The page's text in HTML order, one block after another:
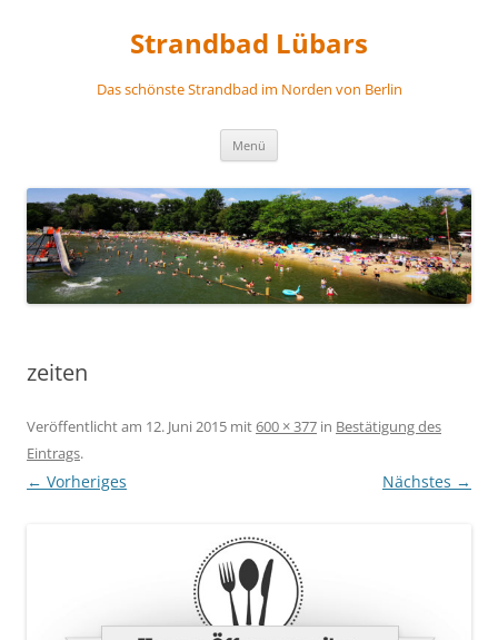
Strandbad Lübars
Das schönste Strandbad im Norden von Berlin
Menü
zeiten
Veröffentlicht am 12. Juni 2015 mit600 × 377 in Bestätigung des
Eintrags.
← Vorheriges Nächstes →